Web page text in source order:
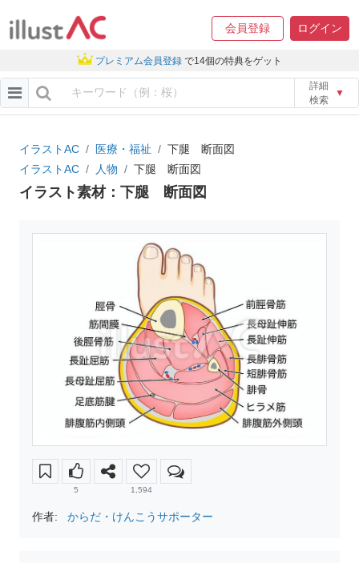
会員登録 ログイン
プレミアム会員登録 で14個の特典をゲット
詳細
検索
▼
イラストAC 医療・福祉
下腿 断面図
イラストAC
人物 下腿 断面図
イラスト素材：下腿 断面図
5 1,594
作者: からだ・けんこうサポーター